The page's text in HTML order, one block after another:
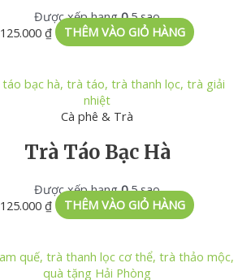
Được xếp hạng05 sao
125.000₫ THÊM VÀO GIỎ HÀNG
Cà phê & Trà
Trà Táo Bạc Hà
Được xếp hạng05 sao
125.000₫ THÊM VÀO GIỎ HÀNG